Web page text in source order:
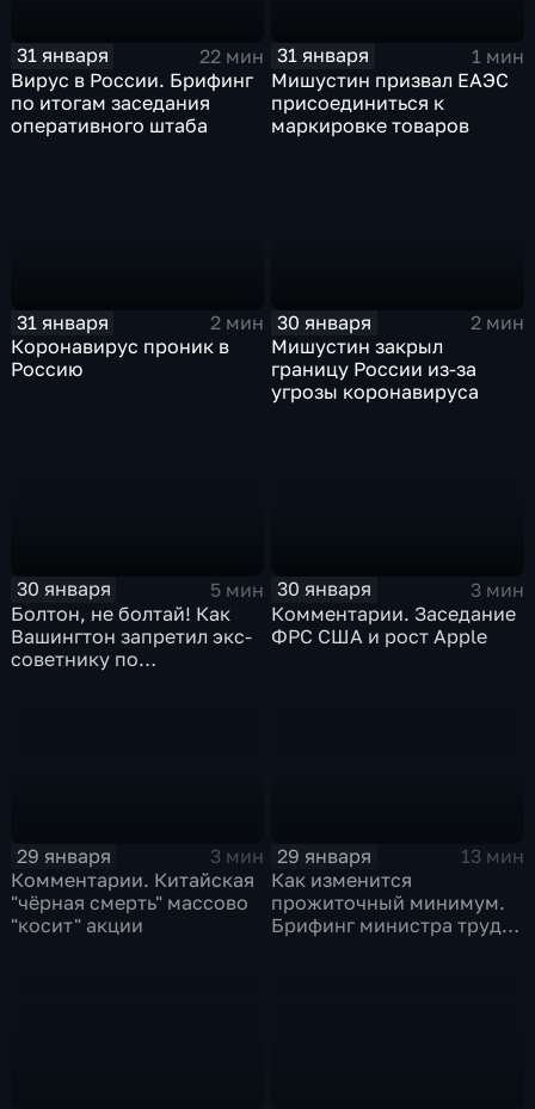
31 января
22 мин
Вирус в России. Брифинг
по итогам заседания
оперативного штаба
31 января
1 мин
Мишустин призвал ЕАЭС
присоединиться к
маркировке товаров
31 января
2 мин
Коронавирус проник в
Россию
30 января
2 мин
Мишустин закрыл
границу России из-за
угрозы коронавируса
30 января
5 мин
Болтон, не болтай! Как
Вашингтон запретил экс-
советнику по
30 января
3 мин
Комментарии. Заседание
ФРС США и рост Apple
29 января
3 мин
Комментарии. Китайская
"чёрная смерть" массово
"косит" акции
29 января
13 мин
Как изменится
прожиточный минимум.
Брифинг министра труда